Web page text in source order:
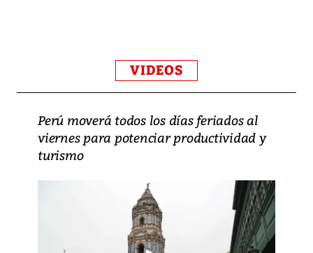
VIDEOS
Perú moverá todos los días feriados al
viernes para potenciar productividad y
turismo